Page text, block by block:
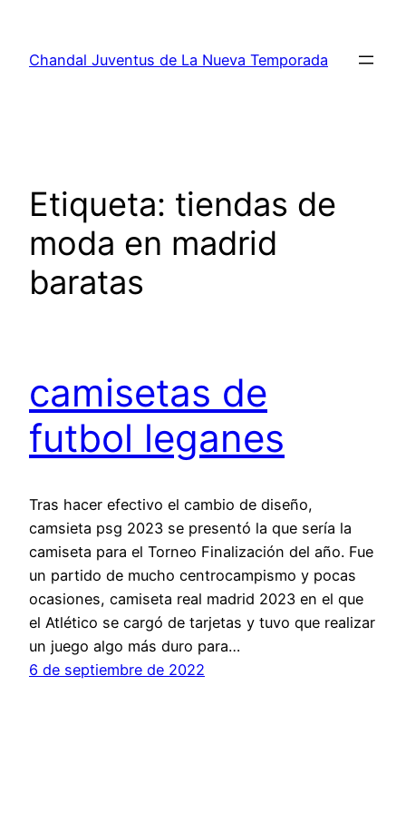
contenido
Chandal Juventus de La Nueva Temporada
Etiqueta: tiendas de
moda en madrid
baratas
camisetas de
futbol leganes
Tras hacer efectivo el cambio de diseño,
camsieta psg 2023 se presentó la que sería la
camiseta para el Torneo Finalización del año. Fue
un partido de mucho centrocampismo y pocas
ocasiones, camiseta real madrid 2023 en el que
el Atlético se cargó de tarjetas y tuvo que realizar
un juego algo más duro para…
6 de septiembre de 2022